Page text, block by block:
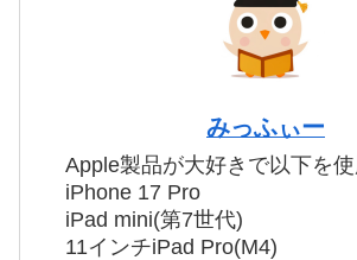
みっふぃー
Apple製品が大好きで以下を使
iPhone 17 Pro
iPad mini(第7世代)
11インチiPad Pro(M4)